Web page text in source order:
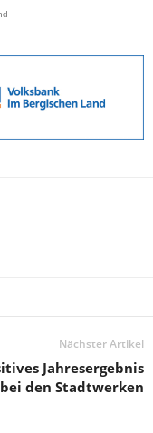
Nächster Artikel
Jahresergebnis
bei den Stadtwerken